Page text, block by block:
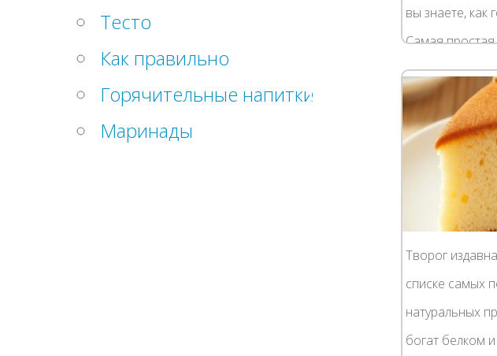
Тесто
Как правильно
Горячительные напитки
Маринады
вы знаете, как
Самая простая
домашних
готовится это
подскажет
Творог
списке самых
натуральных
богат белком и